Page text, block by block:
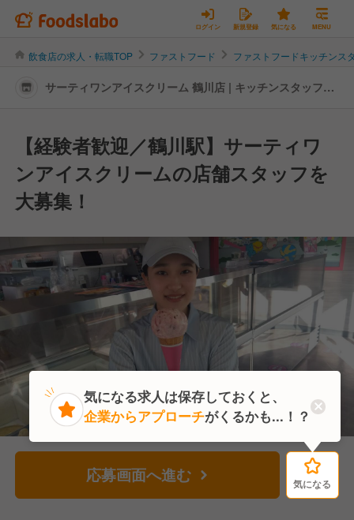
ログイン 新規登録 気になる MENU
飲食店の求人・転職TOP ファストフード ファストフードキッチンス
サーティワンアイスクリーム 鶴川店 | キッチンスタッフの
【経験者歓迎／鶴川駅】サーティワ
ンアイスクリームの店舗スタッフを
大募集！
応募画面へ進む 気になる
気になる
気になる求人は保存しておくと、
企業からアプローチがくるかも...！？